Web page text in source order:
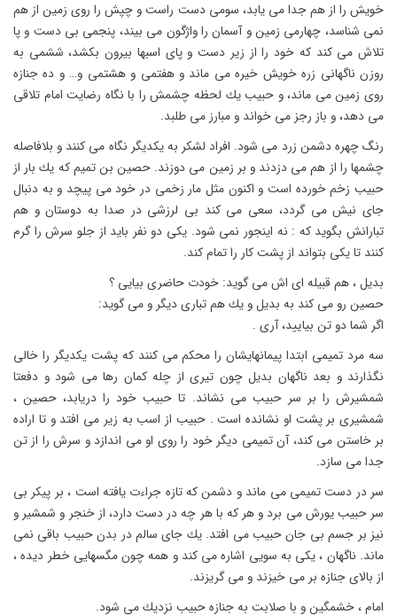
خویش را از هم جدا مى یابد، سومى دست راست و چپش را روى زمین از هم
نمى شناسد، چهارمى زمین و آسمان را واژگون مى بیند، پنجمى بى دست و پا
تلاش مى كند كه خود را از زیر دست و پاى اسبها بیرون بكشد، ششمى به
روزن ناگهانى زره خویش خیره مى ماند و هفتمى و هشتمى و… و ده جنازه
روى زمین مى ماند، و حبیب یك لحظه چشمش را با نگاه رضایت امام تلاقى
مى دهد، و باز رجز مى خواند و مبارز مى طلبد.
رنگ چهره دشمن زرد مى شود. افراد لشكر به یكدیگر نگاه مى كنند و بلافاصله
چشمها را از هم مى دزدند و بر زمین مى دوزند. حصین بن تمیم كه یك بار از
حبیب زخم خورده است و اكنون مثل مار زخمى در خود مى پیچد و به دنبال
جاى نیش مى گردد، سعى مى كند بى لرزشى در صدا به دوستان و هم
تبارانش بگوید كه : نه اینجور نمى شود. یكى دو نفر باید از جلو سرش را گرم
كنند تا یكى بتواند از پشت كار را تمام كند.
بدیل ، هم قبیله اى اش مى گوید: خودت حاضرى بیایى ؟
حصین رو مى كند به بدیل و یك هم تبارى دیگر و مى گوید:
اگر شما دو تن بیایید، آرى .
سه مرد تمیمى ابتدا پیمانهایشان را محكم مى كنند كه پشت یكدیگر را خالى
نگذارند و بعد ناگهان بدیل چون تیرى از چله كمان رها مى شود و دفعتا
شمشیرش را بر سر حبیب مى نشاند. تا حبیب خود را دریابد، حصین ،
شمشیرى بر پشت او نشانده است . حبیب از اسب به زیر مى افتد و تا اراده
بر خاستن مى كند، آن تمیمى دیگر خود را روى او مى اندازد و سرش را از تن
جدا مى سازد.
سر در دست تمیمى مى ماند و دشمن كه تازه جراءت یافته است ، بر پیكر بى
سر حبیب یورش مى برد و هر كه با هر چه در دست دارد، از خنجر و شمشیر و
نیز بر جسم بى جان حبیب مى افتد. یك جاى سالم در بدن حبیب باقى نمى
ماند. ناگهان ، یكى به سویى اشاره مى كند و همه چون مگسهایى خطر دیده ،
از بالاى جنازه بر مى خیزند و مى گریزند.
امام ، خشمگین و با صلابت به جنازه حبیب نزدیك مى شود.